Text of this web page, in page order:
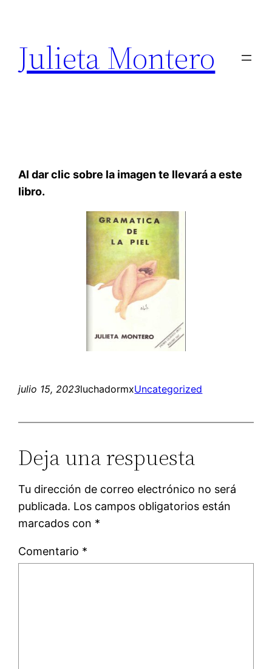
contenido
Julieta Montero
Al dar clic sobre la imagen te llevará a este
libro.
julio 15, 2023luchadormxUncategorized
Deja una respuesta
Tu dirección de correo electrónico no será
publicada. Los campos obligatorios están
marcados con *
Comentario *